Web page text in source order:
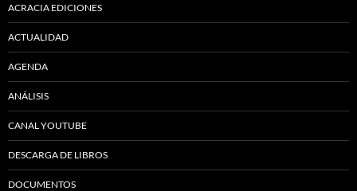
ACRACIA EDICIONES
ACTUALIDAD
AGENDA
ANÁLISIS
CANAL YOUTUBE
DESCARGA DE LIBROS
DOCUMENTOS